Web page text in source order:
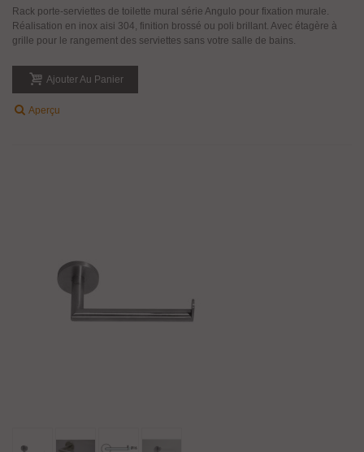
Rack porte-serviettes de toilette mural série Angulo pour fixation murale.
Réalisation en inox aisi 304, finition brossé ou poli brillant. Avec étagère à
grille pour le rangement des serviettes sans votre salle de bains.
Ajouter Au Panier
Aperçu